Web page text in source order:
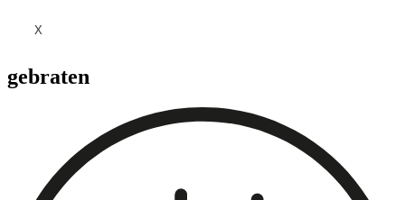
X
gebraten